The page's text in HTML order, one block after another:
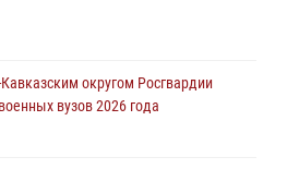
пистолетом
округом Росгвардии
вузов 2026 года